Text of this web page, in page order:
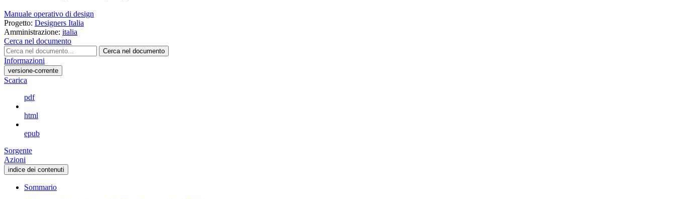
Manuale operativo di design
Progetto: Designers Italia
Amministrazione: italia
Cerca nel documento
Cerca nel documento
Informazioni
versione-corrente
Scarica
pdf
html
epub
Sorgente
Azioni
indice dei contenuti
Sommario